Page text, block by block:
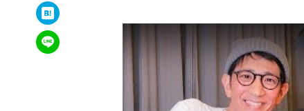
はてなブックマーク
LINEで送る